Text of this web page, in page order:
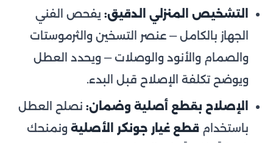
التشخيص المنزلي الدقيق: يفحص الفني
الجهاز بالكامل — عنصر التسخين والثرموستات
والصمام والأنود والوصلات — ويحدد العطل
ويوضح تكلفة الإصلاح قبل البدء.
الإصلاح بقطع أصلية وضمان: نصلح العطل
باستخدام قطع غيار جونكر الأصلية ونمنحك